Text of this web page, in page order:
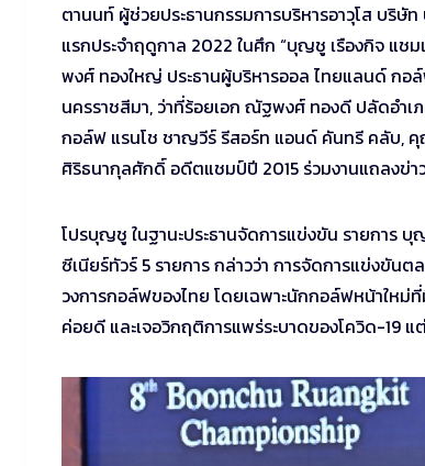
ตานนท์ ผู้ช่วยประธานกรรมการบริหารอาวุโส บริ
แรกประจำฤดูกาล 2022 ในศึก “บุญชู เรืองกิจ แช
พงศ์ ทองใหญ่ ประธานผู้บริหารออล ไทยแลนด์ กอ
นครราชสีมา, ว่าที่ร้อยเอก ณัฐพงศ์ ทองดี ปลัดอ
กอล์ฟ แรนโช ชาญวีร์ รีสอร์ท แอนด์ คันทรี คลับ,
ศิริธนากุลศักดิ์ อดีตแชมป์ปี 2015 ร่วมงานแถลงข่า
โปรบุญชู ในฐานะประธานจัดการแข่งขัน รายการ
ซีเนียร์ทัวร์ 5 รายการ กล่าวว่า การจัดการแข่งขัน
วงการกอล์ฟของไทย โดยเฉพาะนักกอล์ฟหน้าใหม่
ค่อยดี และเจอวิกฤติการแพร่ระบาดของโควิด-19